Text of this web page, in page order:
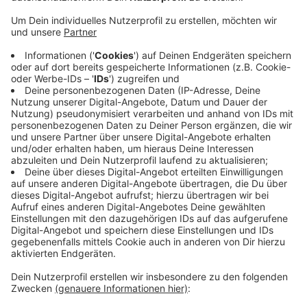
Anzeige
Bestärkt wird diese Einschätzung jetzt durch eine
aktuelle Untersuchung des Steuerzahlerbundes. Dabei
hat der Bund der Steuerzahler 21 Regionalflughäfen in
Deutschland genauer unter die Lupe genommen. Das
Ergebnis: Nur zwei Standorte schreiben schwarze
Zahlen. Dabei handelt es sich um den Airport Weeze
sowie den Allgäu Airport im bayerischen Memmingen.
Diese Flughäfen werden sogar als tendenziell
gewinnträchtig eingestuft.
Anzeige